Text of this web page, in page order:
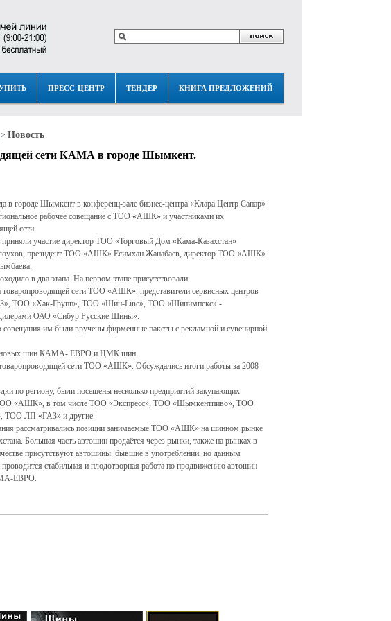
ПРЕСС-ЦЕНТР ТЕНДЕР КНИГА ПРЕДЛОЖЕНИЙ
> Новость
сети КАМА в городе Шымкент.
в городе Шымкент в конференц-зале бизнес-центра «Клара Центр Сапар»
рабочее совещание с ТОО «АШК» и участниками их
сети.
участие директор ТОО «Торговый Дом «Кама-Казахстан»
президент ТОО «АШК» Есимхан Жанабаев, директор ТОО «АШК»
в два этапа. На первом этапе присутствовали
товаропроводящей сети ТОО «АШК», представители сервисных центров
ТОО «Хак-Групп», ТОО «Шин-Line», ТОО «Шинимпекс» -
ОАО «Сибур Русские Шины».
им были вручены фирменные пакеты с рекламной и сувенирной
новых шин КАМА- ЕВРО и ЦМК шин.
товаропроводящей сети ТОО «АШК». Обсуждались итоги работы за 2008
по региону, были посещены несколько предприятий закупающих
«АШК», в том числе ТОО «Экспресс», ТОО «Шымкентпиво», ТОО
ТОО ЛП «ГАЗ» и другие.
рассматривались позиции занимаемые ТОО «АШК» на шинном рынке
Большая часть автошин продаётся через рынки, также на рынках в
присутствуют автошины, бывшие в употреблении, но данным
стабильная и плодотворная работа по продвижению автошин
ЕВРО.